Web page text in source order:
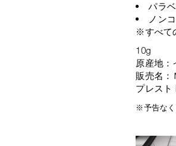
パラ
ノン
※すべて
10g
原産地：
販売名：
プレスト
※予告なく